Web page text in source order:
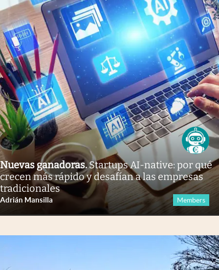
Nuevas ganadoras.Startups AI-native: por qué
crecen más rápido y desafían a las empresas
tradicionales
Adrián Mansilla Members